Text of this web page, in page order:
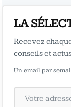
LA
Recevez
conseils et
Un email par